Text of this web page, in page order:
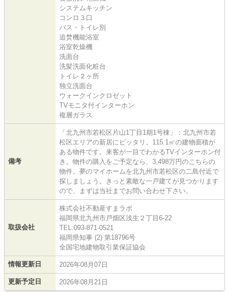
システムキッチン
コンロ３口
バス・トイレ別
追焚機能浴室
浴室乾燥機
洗面台
洗髪洗面化粧台
トイレ２ヶ所
独立洗面台
ウォークインクロゼット
TVモニタ付インターホン
複層ガラス
備考
「北九州市若松区片山1丁目1期1号棟」：北九州市若
松区エリアの新居にピッタリ。115.1㎡の建物面積が
ある物件です。来客が一目でわかるTVインターホン付
き。物件の購入をご予定なら、3,498万円のこちらの
物件。夢のマイホームを北九州市若松区の二島付近で
探しましょう。きっと素敵な一戸建てが見つかります
ので、まずは当社までお問い合わせ下さい。
取扱会社
株式会社不動産すまラボ
福岡県北九州市戸畑区浅生２丁目6-22
TEL:093-871-0521
福岡県知事 (2) 第18796号
全国宅地建物取引業保証協会
情報更新日 2026年08月07日
更新予定日 2026年08月21日